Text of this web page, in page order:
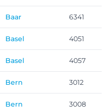
Baar 6341
Basel 4051
Basel 4057
Bern 3012
Bern 3008